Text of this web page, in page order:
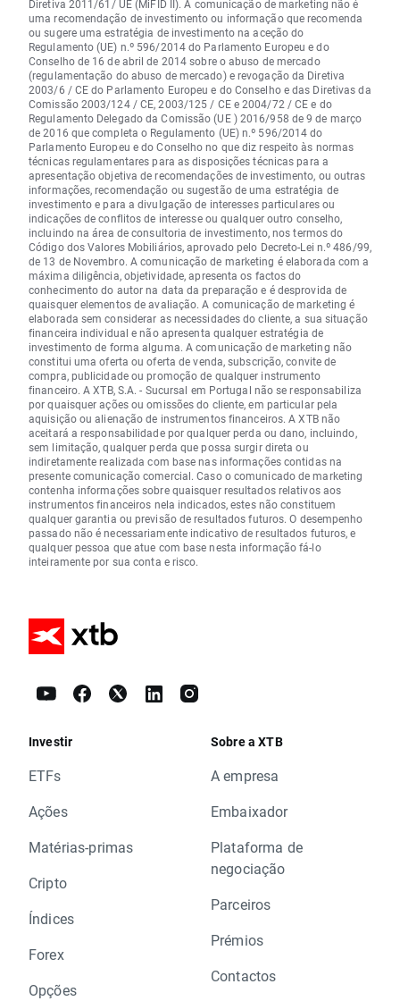
Diretiva 2011/61/ UE (MiFID II). A comunicação de marketing não é
uma recomendação de investimento ou informação que recomenda
ou sugere uma estratégia de investimento na aceção do
Regulamento (UE) n.º 596/2014 do Parlamento Europeu e do
Conselho de 16 de abril de 2014 sobre o abuso de mercado
(regulamentação do abuso de mercado) e revogação da Diretiva
2003/6 / CE do Parlamento Europeu e do Conselho e das Diretivas da
Comissão 2003/124 / CE, 2003/125 / CE e 2004/72 / CE e do
Regulamento Delegado da Comissão (UE ) 2016/958 de 9 de março
de 2016 que completa o Regulamento (UE) n.º 596/2014 do
Parlamento Europeu e do Conselho no que diz respeito às normas
técnicas regulamentares para as disposições técnicas para a
apresentação objetiva de recomendações de investimento, ou outras
informações, recomendação ou sugestão de uma estratégia de
investimento e para a divulgação de interesses particulares ou
indicações de conflitos de interesse ou qualquer outro conselho,
incluindo na área de consultoria de investimento, nos termos do
Código dos Valores Mobiliários, aprovado pelo Decreto-Lei n.º 486/99,
de 13 de Novembro. A comunicação de marketing é elaborada com a
máxima diligência, objetividade, apresenta os factos do
conhecimento do autor na data da preparação e é desprovida de
quaisquer elementos de avaliação. A comunicação de marketing é
elaborada sem considerar as necessidades do cliente, a sua situação
financeira individual e não apresenta qualquer estratégia de
investimento de forma alguma. A comunicação de marketing não
constitui uma oferta ou oferta de venda, subscrição, convite de
compra, publicidade ou promoção de qualquer instrumento
financeiro. A XTB, S.A. - Sucursal em Portugal não se responsabiliza
por quaisquer ações ou omissões do cliente, em particular pela
aquisição ou alienação de instrumentos financeiros. A XTB não
aceitará a responsabilidade por qualquer perda ou dano, incluindo,
sem limitação, qualquer perda que possa surgir direta ou
indiretamente realizada com base nas informações contidas na
presente comunicação comercial. Caso o comunicado de marketing
contenha informações sobre quaisquer resultados relativos aos
instrumentos financeiros nela indicados, estes não constituem
qualquer garantia ou previsão de resultados futuros. O desempenho
passado não é necessariamente indicativo de resultados futuros, e
qualquer pessoa que atue com base nesta informação fá-lo
inteiramente por sua conta e risco.
Investir
ETFs
Ações
Matérias-primas
Cripto
Índices
Forex
Opções
Sobre a XTB
A empresa
Embaixador
Plataforma de
negociação
Parceiros
Prémios
Contactos